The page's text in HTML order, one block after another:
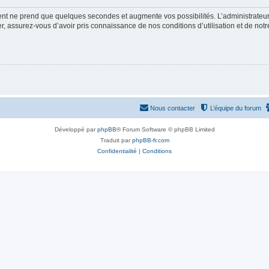
ne prend que quelques secondes et augmente vos possibilités.
assurez-vous d’avoir pris connaissance de nos conditions d’utilisation et de
L’équipe du forum
Nous contacter
Développé parphpBB® Forum Software © phpBB Limited
Traduit parphpBB-fr.com
Confidentialité | Conditions